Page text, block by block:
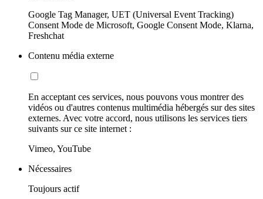
Google Tag Manager, UET (Universal Event Tracking)
Consent Mode de Microsoft, Google Consent Mode, Klarna,
Freshchat
Contenu média externe
En acceptant ces services, nous pouvons vous montrer des
vidéos ou d'autres contenus multimédia hébergés sur des sites
externes. Avec votre accord, nous utilisons les services tiers
suivants sur ce site internet :
Vimeo, YouTube
Nécessaires
Toujours actif